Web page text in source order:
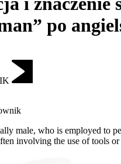
po
male, who is employed to
involving the use of tools